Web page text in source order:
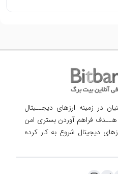
در زمینه ارزهای دیجــیتال
بستری امن
دیجیتال شروع به کار کرده